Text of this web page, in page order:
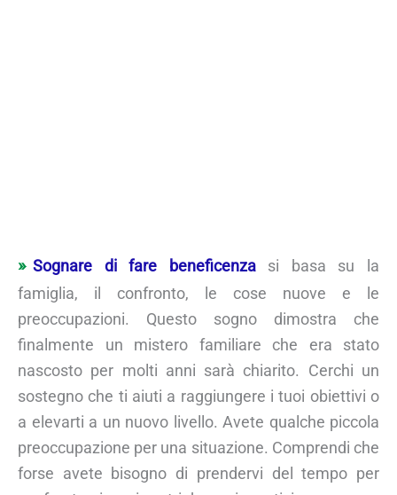
Sognare di fare beneficenzasi basa su la
famiglia, il confronto, le cose nuove e le
preoccupazioni. Questo sogno dimostra che
finalmente un mistero familiare che era stato
nascosto per molti anni sarà chiarito. Cerchi un
sostegno che ti aiuti a raggiungere i tuoi obiettivi o
a elevarti a un nuovo livello. Avete qualche piccola
preoccupazione per una situazione. Comprendi che
forse avete bisogno di prendervi del tempo per